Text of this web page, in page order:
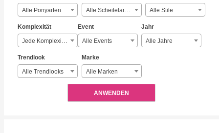
Alle Ponyarten Alle Scheitelarten Alle Stile
Komplexität Event
Alle Events
Jahr
Alle Jahre
Trendlook
Alle Trendlooks
Marke
Alle Marken
ANWENDEN